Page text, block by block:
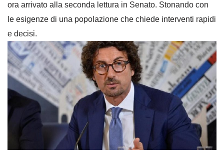
ora arrivato alla seconda lettura in Senato. Stonando con
le esigenze di una popolazione che chiede interventi rapidi
e decisi.